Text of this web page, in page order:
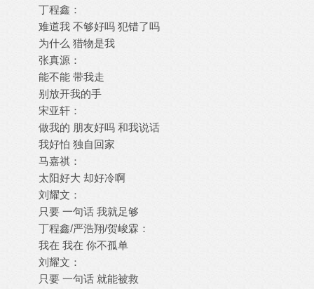
丁程鑫：
难道我 不够好吗 犯错了吗
为什么 猎物是我
张真源：
能不能 带我走
别放开我的手
宋亚轩：
做我的 朋友好吗 和我说话
我好怕 独自回家
马嘉祺：
太阳好大 却好冷啊
刘耀文：
只要 一句话 我就足够
丁程鑫/严浩翔/贺峻霖：
我在 我在 你不孤单
刘耀文：
只要 一句话 就能被救